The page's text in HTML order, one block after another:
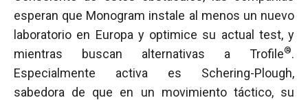
esperan que Monogram instale al menos un nuevo
laboratorio en Europa y optimice su actual test, y
mientras buscan alternativas a Trofile®.
Especialmente activa es Schering-Plough,
sabedora de que en un movimiento táctico, su